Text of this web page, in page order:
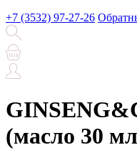
+7 (3532) 97-27-26
(масло 30